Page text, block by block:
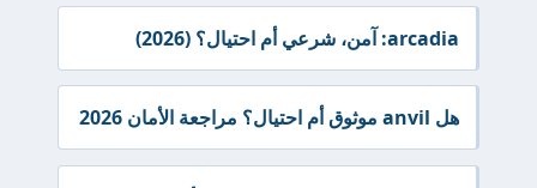
arcadia: آمن، شرعي أم احتيال؟ (2026)
هل anvil موثوق أم احتيال؟ مراجعة الأمان 2026